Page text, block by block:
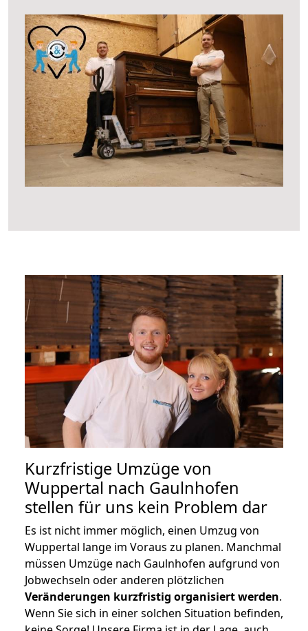
Kurzfristige Umzüge von
Wuppertal nach Gaulnhofen
stellen für uns kein Problem dar
Es ist nicht immer möglich, einen Umzug von
Wuppertal lange im Voraus zu planen. Manchmal
müssen Umzüge nach Gaulnhofen aufgrund von
Jobwechseln oder anderen plötzlichen
Veränderungen kurzfristig organisiert werden.
Wenn Sie sich in einer solchen Situation befinden,